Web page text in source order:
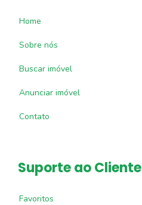
Home
Sobre nós
Buscar imóvel
Anunciar imóvel
Contato
Suporte ao Cliente
Favoritos